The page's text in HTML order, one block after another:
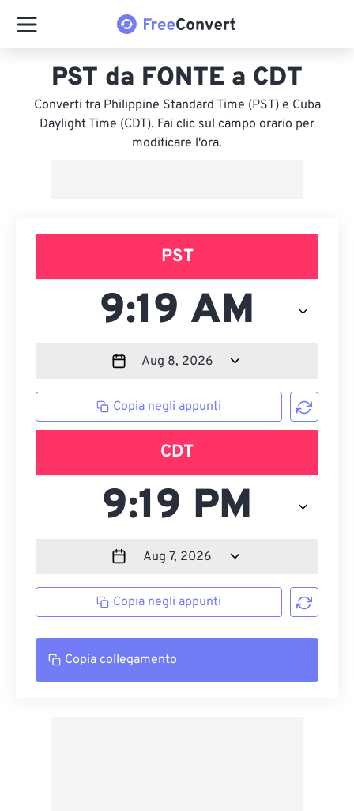
PST da FONTE a CDT
Converti tra Philippine Standard Time (PST) e Cuba
Daylight Time (CDT). Fai clic sul campo orario per
modificare l'ora.
PST
Copia negli appunti
CDT
Copia negli appunti
Copia collegamento